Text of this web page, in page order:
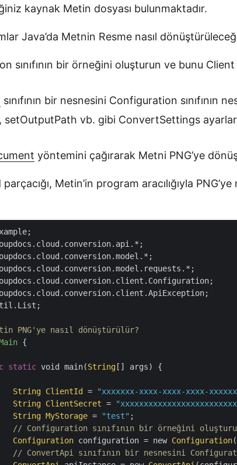
kaynak Metin dosyası bulunmaktadır.
Java’da Metnin Resme nasıl
sınıfının bir örneğini oluşturun ve bunu
sınıfının bir nesnesini Configuration sınıfının
setOutputPath vb. gibi ConvertSettings
yöntemini çağırarak Metni PNG’ye
Metin’in program aracılığıyla
PNG'ye nasıl dönüştürülür?
{
static void main(String [] args) {
String ClientId = "xxxxxxx-xxxx-xxxx-xxxx-
String ClientSecret =
String MyStorage = "test" ;
// Configuration sınıfının bir örneğini
Configuration configuration = new Configuration(
// ConvertApi sınıfının bir nesnesini